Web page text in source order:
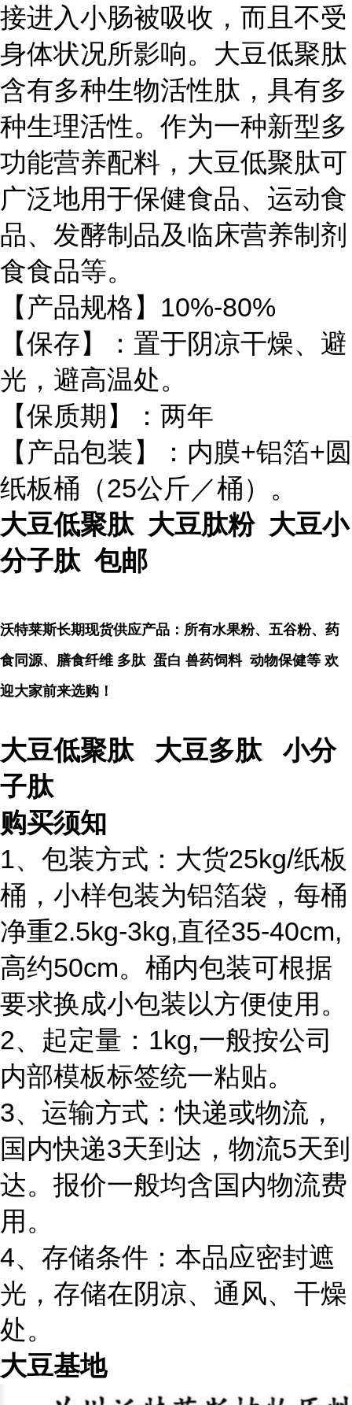
接进入小肠被吸收，而且不受
身体状况所影响。大豆低聚肽
含有多种生物活性肽，具有多
种生理活性。作为一种新型多
功能营养配料，大豆低聚肽可
广泛地用于保健食品、运动食
品、发酵制品及临床营养制剂
食食品等。
【产品规格】10%-80%
【保存】：置于阴凉干燥、避
光，避高温处。
【保质期】：两年
【产品包装】：内膜+铝箔+圆
纸板桶（25公斤／桶）。
大豆低聚肽 大豆肽粉 大豆小
分子肽 包邮
沃特莱斯长期现货供应产品：所有水果粉、五谷粉、药
食同源、膳食纤维 多肽 蛋白 兽药饲料 动物保健等 欢
迎大家前来选购！
大豆低聚肽 大豆多肽 小分
子肽
购买须知
1、包装方式：大货25kg/纸板
桶，小样包装为铝箔袋，每桶
净重2.5kg-3kg,直径35-40cm,
高约50cm。桶内包装可根据
要求换成小包装以方便使用。
2、起定量：1kg,一般按公司
内部模板标签统一粘贴。
3、运输方式：快递或物流，
国内快递3天到达，物流5天到
达。报价一般均含国内物流费
用。
4、存储条件：本品应密封遮
光，存储在阴凉、通风、干燥
处。
大豆基地